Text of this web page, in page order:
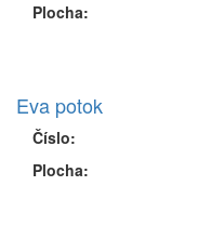
Plocha:
Eva potok
Číslo:
Plocha: